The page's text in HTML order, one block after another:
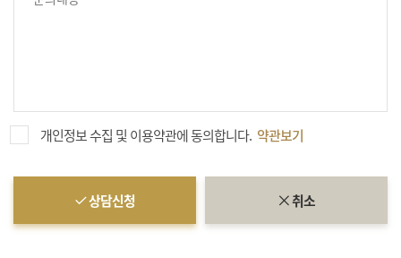
개인정보 수집 및 이용약관에 동의합니다. 약관보기
상담신청 취소